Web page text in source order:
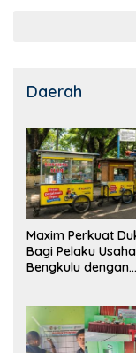
Daerah
Maxim Perkuat
Bagi Pelaku
Bengkulu dengan
Pasar